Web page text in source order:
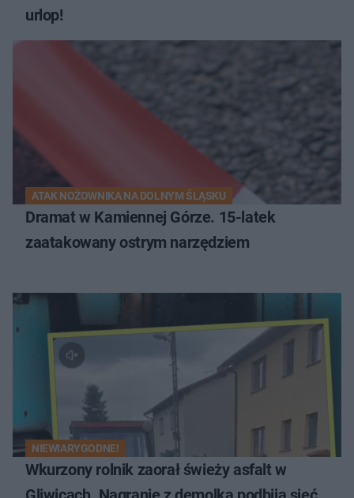
urlop!
ATAK NOŻOWNIKA NA DOLNYM ŚLĄSKU
Dramat w Kamiennej Górze. 15-latek
zaatakowany ostrym narzędziem
NIEWIARYGODNE!
Wkurzony rolnik zaorał świeży asfalt w